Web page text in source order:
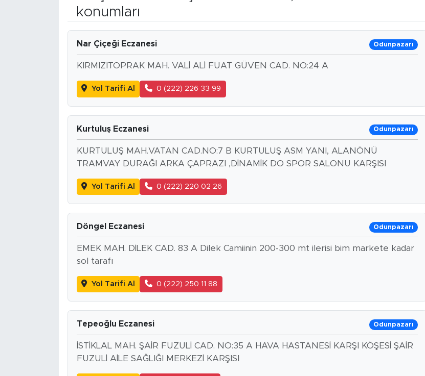
konumları
Nar Çiçeği Eczanesi Odunpazarı
KIRMIZITOPRAK MAH. VALİ ALİ FUAT GÜVEN CAD. NO:24 A
Yol Tarifi Al 0 (222) 226 33 99
Kurtuluş Eczanesi Odunpazarı
KURTULUŞ MAH.VATAN CAD.NO:7 B KURTULUŞ ASM YANI, ALANÖNÜ
TRAMVAY DURAĞI ARKA ÇAPRAZI ,DİNAMİK DO SPOR SALONU KARŞISI
Yol Tarifi Al 0 (222) 220 02 26
Döngel Eczanesi Odunpazarı
EMEK MAH. DİLEK CAD. 83 A Dilek Camiinin 200-300 mt ilerisi bim markete kadar
sol tarafı
Yol Tarifi Al 0 (222) 250 11 88
Tepeoğlu Eczanesi Odunpazarı
İSTİKLAL MAH. ŞAİR FUZULİ CAD. NO:35 A HAVA HASTANESİ KARŞI KÖŞESİ ŞAİR
FUZULİ AİLE SAĞLIĞI MERKEZİ KARŞISI
BİLİM-TEKNOLOJİ
YAZARLAR
POLİTİKA
KÜLTÜR SANAT
TARİHTEN GÜNÜMÜZE